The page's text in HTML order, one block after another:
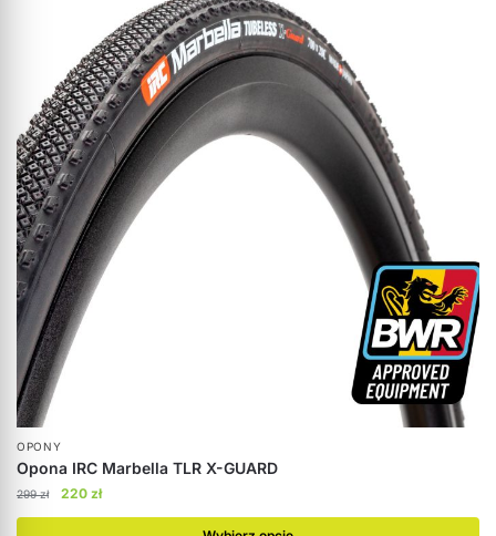
OPONY
Opona IRC Marbella TLR X-GUARD
299zł 220 zł